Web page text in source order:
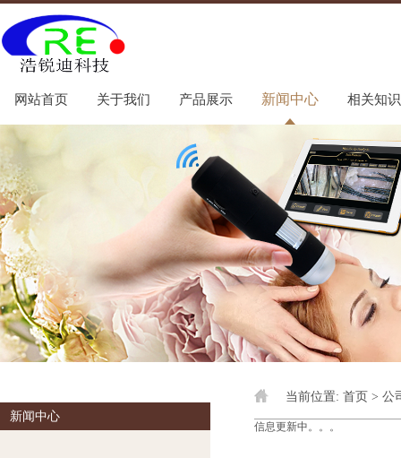
网站首页 关于我们 产品展示 新闻中心 相关知识
新闻中心
当前位置: 首页 > 公
信息更新中。。。